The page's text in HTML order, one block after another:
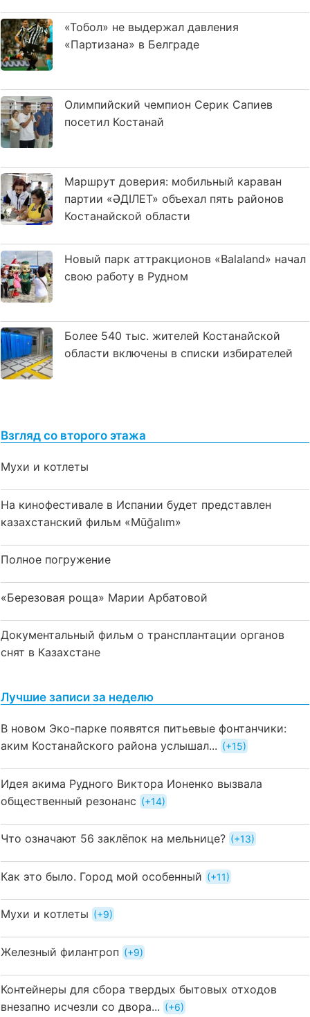
«Тобол» не выдержал давления
«Партизана» в Белграде
Олимпийский чемпион Серик Сапиев
посетил Костанай
Маршрут доверия: мобильный караван
партии «ӘДІЛЕТ» объехал пять районов
Костанайской области
Новый парк аттракционов «Balaland» начал
свою работу в Рудном
Более 540 тыс. жителей Костанайской
области включены в списки избирателей
Взгляд со второго этажа
Мухи и котлеты
На кинофестивале в Испании будет представлен
казахстанский фильм «Mūğalım»
Полное погружение
«Березовая роща» Марии Арбатовой
Документальный фильм о трансплантации органов
снят в Казахстане
Лучшие записи за неделю
В новом Эко-парке появятся питьевые фонтанчики:
аким Костанайского района услышал...
+15
Идея акима Рудного Виктора Ионенко вызвала
общественный резонанс
+14
Что означают 56 заклёпок на мельнице? +13
Как это было. Город мой особенный +11
Мухи и котлеты +9
Железный филантроп +9
Контейнеры для сбора твердых бытовых отходов
внезапно исчезли со двора...
+6